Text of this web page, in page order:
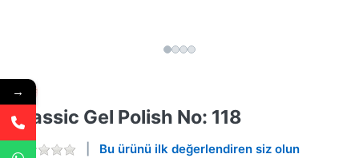
Classic Gel Polish No: 118
Bu ürünü ilk değerlendiren siz olun
→